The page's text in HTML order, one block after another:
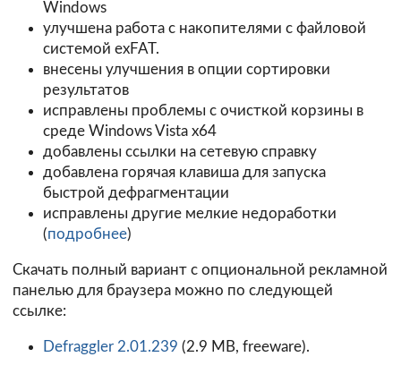
Windows
улучшена работа с накопителями с файловой
системой exFAT.
внесены улучшения в опции сортировки
результатов
исправлены проблемы с очисткой корзины в
среде Windows Vista x64
добавлены ссылки на сетевую справку
добавлена горячая клавиша для запуска
быстрой дефрагментации
исправлены другие мелкие недоработки
(подробнее)
Скачать полный вариант с опциональной рекламной
панелью для браузера можно по следующей
ссылке:
Defraggler 2.01.239 (2.9 MB, freeware).